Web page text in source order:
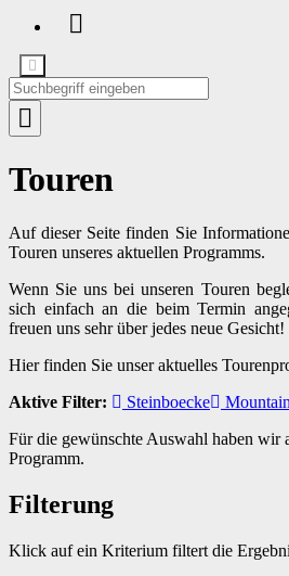
Touren
Auf dieser Seite finden Sie
Touren unseres aktuellen Programms.
Wenn Sie uns bei unseren Touren
sich einfach an die beim Termin
freuen uns sehr über jedes neue Gesicht!
Hier finden Sie unser aktuelles
Aktive Filter:
Steinboecke
Für die gewünschte Auswahl haben wir
Programm.
Filterung
Klick auf ein Kriterium filtert die